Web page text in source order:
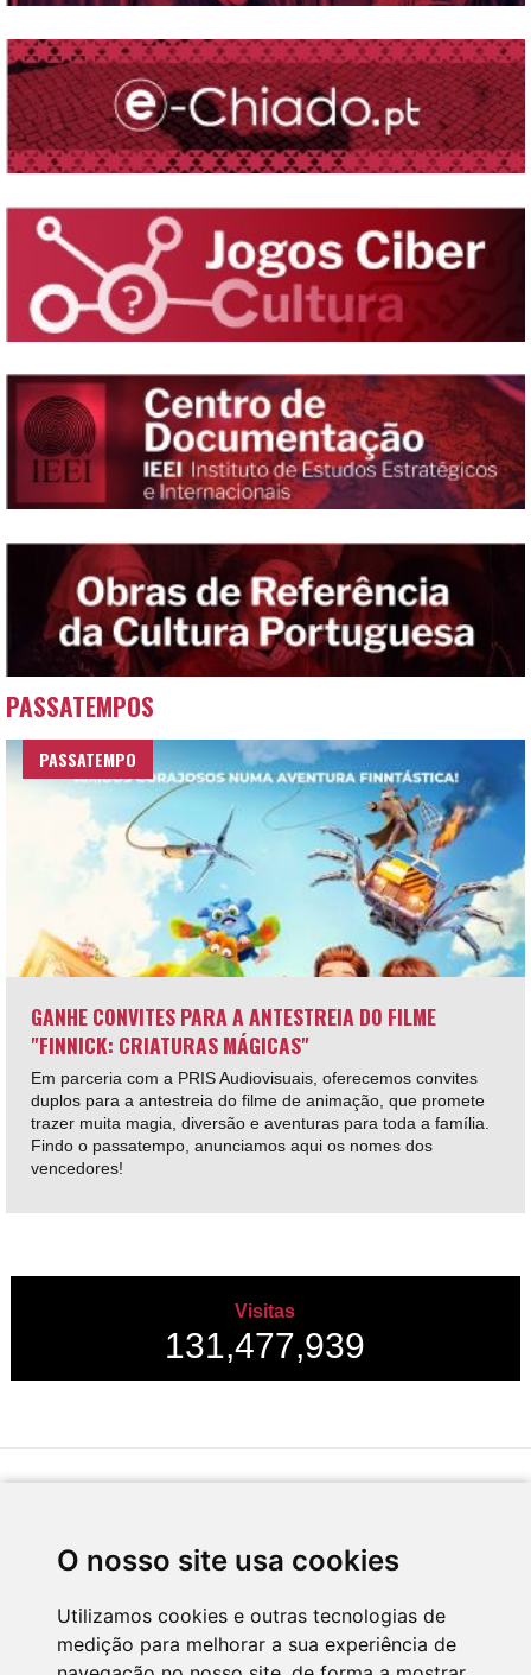
O nosso site usa cookies
Utilizamos cookies e outras tecnologias de
medição para melhorar a sua experiência de
PASSATEMPOS
PASSATEMPO
GANHE CONVITES PARA A ANTESTREIA DO FILME
"FINNICK: CRIATURAS MÁGICAS"
Em parceria com a PRIS Audiovisuais, oferecemos convites
duplos para a antestreia do filme de animação, que promete
trazer muita magia, diversão e aventuras para toda a família.
Findo o passatempo, anunciamos aqui os nomes dos
vencedores!
Visitas
131,477,939